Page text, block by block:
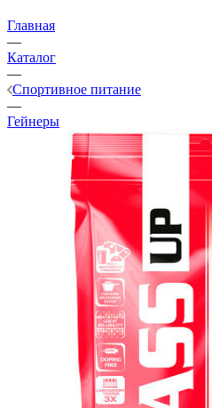
Главная
—
Каталог
—
Спортивное питание
—
Гейнеры